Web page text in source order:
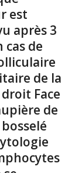
est
après 3
de
de la
Face
de